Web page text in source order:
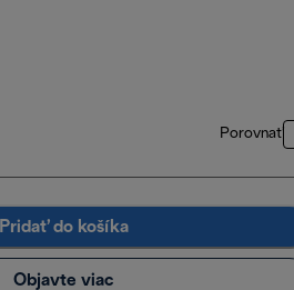
Porovnať
Pridať do košíka
Objavte viac